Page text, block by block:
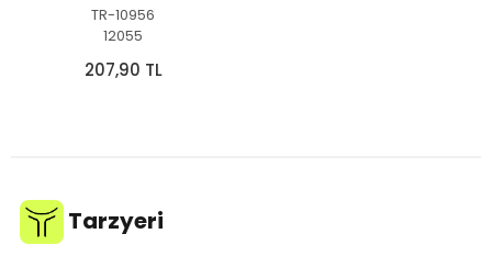
TR-10956
12055
207,90 TL
Tarzyeri